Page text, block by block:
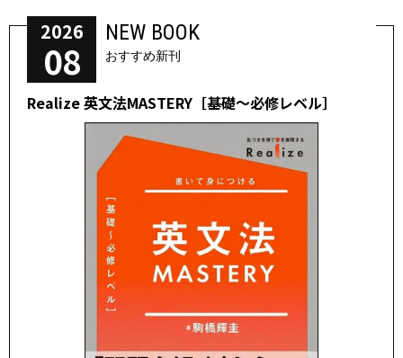
2026
08
NEW BOOK
おすすめ新刊
Realize 英文法MASTERY［基礎～必修レベル］